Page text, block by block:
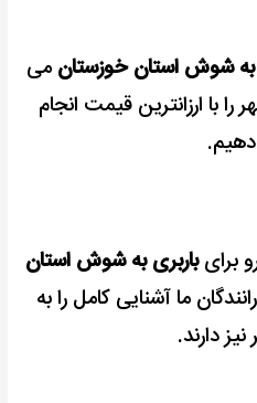
به شوش استان خوزستان می
با ارزانترین قیمت انجام
برایباربری به شوش استان
ما آشنایی کامل را به
دارند.